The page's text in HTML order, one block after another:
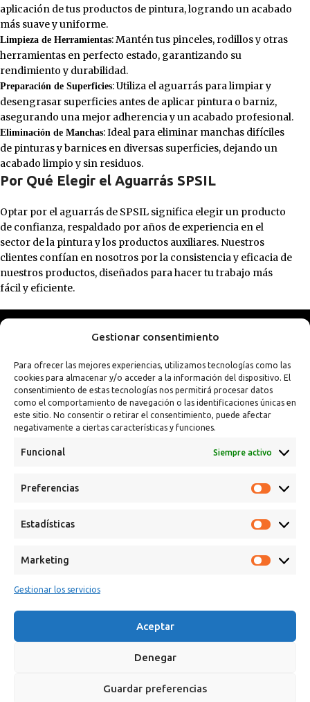
Gestionar consentimiento
Para ofrecer las mejores experiencias, utilizamos tecnologías como las
cookies para almacenar y/o acceder a la información del dispositivo. El
consentimiento de estas tecnologías nos permitirá procesar datos
como el comportamiento de navegación o las identificaciones únicas en
este sitio. No consentir o retirar el consentimiento, puede afectar
negativamente a ciertas características y funciones.
Funcional Siempre activo
Preferencias
Estadísticas
Marketing
Gestionar los servicios
Aceptar
Denegar
Guardar preferencias
aplicación de tus productos de pintura, logrando un acabado
más suave y uniforme.
Limpieza de Herramientas: Mantén tus pinceles, rodillos y otras
herramientas en perfecto estado, garantizando su
rendimiento y durabilidad.
Preparación de Superficies: Utiliza el aguarrás para limpiar y
desengrasar superficies antes de aplicar pintura o barniz,
asegurando una mejor adherencia y un acabado profesional.
Eliminación de Manchas: Ideal para eliminar manchas difíciles
de pinturas y barnices en diversas superficies, dejando un
acabado limpio y sin residuos.
Por Qué Elegir el Aguarrás SPSIL
Optar por el aguarrás de SPSIL significa elegir un producto
de confianza, respaldado por años de experiencia en el
sector de la pintura y los productos auxiliares. Nuestros
clientes confían en nosotros por la consistencia y eficacia de
nuestros productos, diseñados para hacer tu trabajo más
fácil y eficiente.